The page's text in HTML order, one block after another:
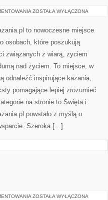
MSZE
ZOSTAŁA WYŁĄCZONA
to nowoczesne miejsce
osobach, które poszukują
związanych z wiarą, życiem
nad życiem. To miejsce, w
odnaleźć inspirujące kazania,
pomagające lepiej zrozumieć
na stronie to Święta i
powstało z myślą o
Szeroka […]
PODRÓŻE
ZOSTAŁA WYŁĄCZONA